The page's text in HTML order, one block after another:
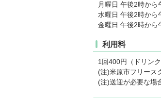
月曜日 午後2時から
水曜日 午後2時から
金曜日 午後2時から
利用料
1回400円（ドリンク
(注)米原市フリース
(注)送迎が必要な場